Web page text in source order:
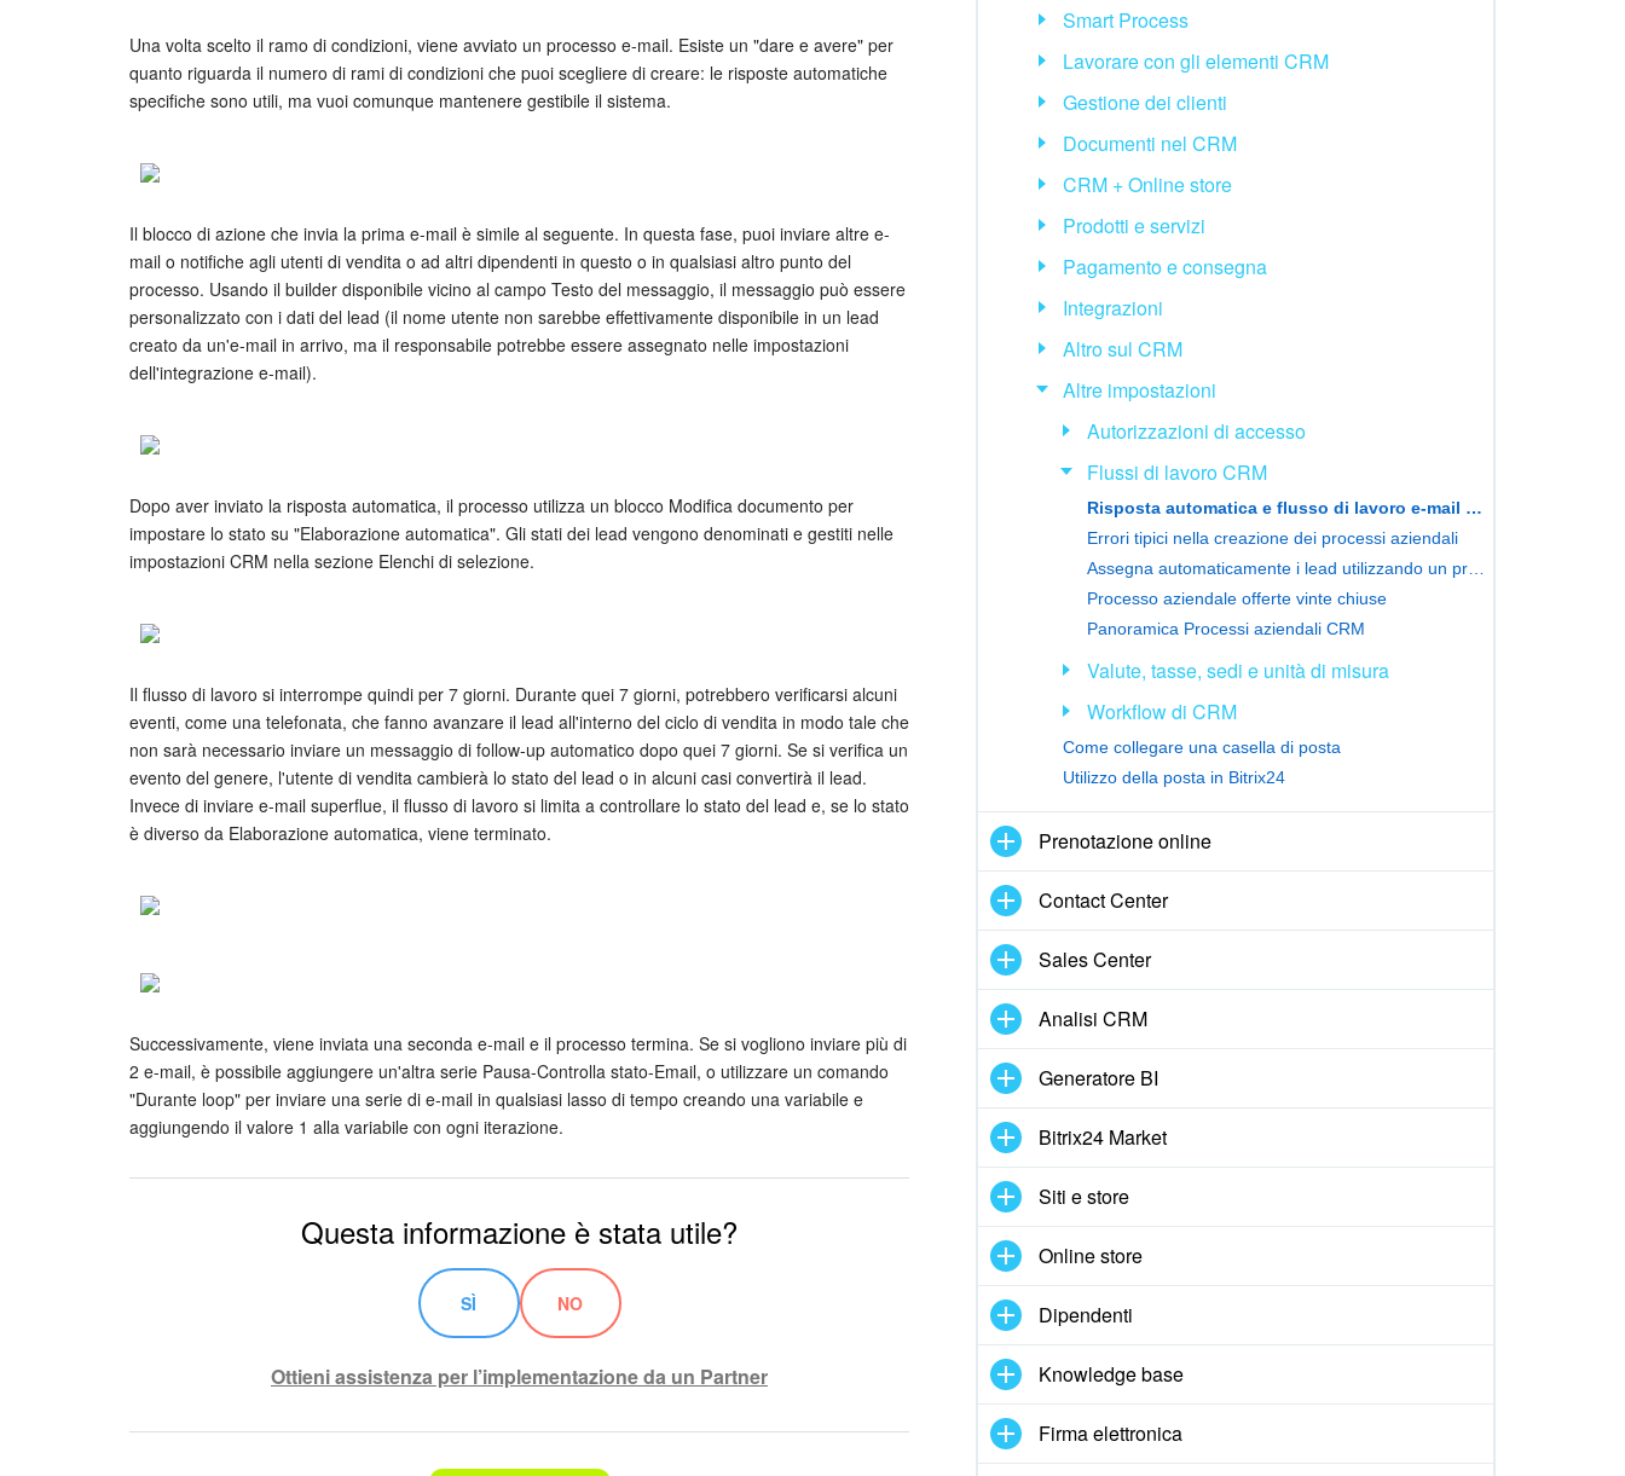
Una volta scelto il ramo di condizioni, viene avviato un processo e-mail. Esiste un "dare e avere" per
quanto riguarda il numero di rami di condizioni che puoi scegliere di creare: le risposte automatiche
specifiche sono utili, ma vuoi comunque mantenere gestibile il sistema.
Il blocco di azione che invia la prima e-mail è simile al seguente. In questa fase, puoi inviare altre e-
mail o notifiche agli utenti di vendita o ad altri dipendenti in questo o in qualsiasi altro punto del
processo. Usando il builder disponibile vicino al campo Testo del messaggio, il messaggio può essere
personalizzato con i dati del lead (il nome utente non sarebbe effettivamente disponibile in un lead
creato da un'e-mail in arrivo, ma il responsabile potrebbe essere assegnato nelle impostazioni
dell'integrazione e-mail).
Dopo aver inviato la risposta automatica, il processo utilizza un blocco Modifica documento per
impostare lo stato su "Elaborazione automatica". Gli stati dei lead vengono denominati e gestiti nelle
impostazioni CRM nella sezione Elenchi di selezione.
Il flusso di lavoro si interrompe quindi per 7 giorni. Durante quei 7 giorni, potrebbero verificarsi alcuni
eventi, come una telefonata, che fanno avanzare il lead all'interno del ciclo di vendita in modo tale che
non sarà necessario inviare un messaggio di follow-up automatico dopo quei 7 giorni. Se si verifica un
evento del genere, l'utente di vendita cambierà lo stato del lead o in alcuni casi convertirà il lead.
Invece di inviare e-mail superflue, il flusso di lavoro si limita a controllare lo stato del lead e, se lo stato
è diverso da Elaborazione automatica, viene terminato.
Successivamente, viene inviata una seconda e-mail e il processo termina. Se si vogliono inviare più di
2 e-mail, è possibile aggiungere un'altra serie Pausa-Controlla stato-Email, o utilizzare un comando
"Durante loop" per inviare una serie di e-mail in qualsiasi lasso di tempo creando una variabile e
aggiungendo il valore 1 alla variabile con ogni iterazione.
Questa informazione è stata utile?
SÌ NO
Ottieni assistenza per l’implementazione da un Partner
Smart Process
Lavorare con gli elementi CRM
Gestione dei clienti
Documenti nel CRM
CRM + Online store
Prodotti e servizi
Pagamento e consegna
Integrazioni
Altro sul CRM
Altre impostazioni
Autorizzazioni di accesso
Flussi di lavoro CRM
Risposta automatica e flusso di lavoro e-mail CRM di follow-up
Errori tipici nella creazione dei processi aziendali
Processo aziendale offerte vinte chiuse
Panoramica Processi aziendali CRM
Valute, tasse, sedi e unità di misura
Workflow di CRM
Come collegare una casella di posta
Utilizzo della posta in Bitrix24
Prenotazione online
Contact Center
Sales Center
Analisi CRM
Generatore BI
Bitrix24 Market
Siti e store
Online store
Dipendenti
Knowledge base
Firma elettronica